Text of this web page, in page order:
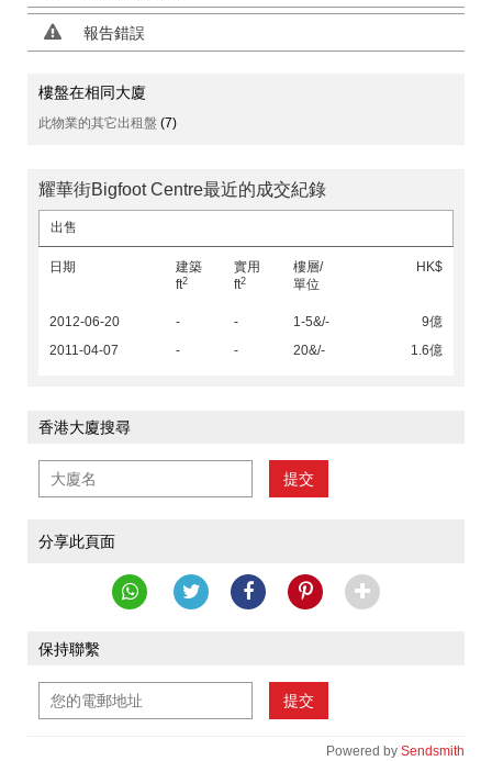
報告錯誤
樓盤在相同大廈
此物業的其它出租盤 (7)
耀華街Bigfoot Centre最近的成交紀錄
出售
日期
建築
ft2
實用
ft2
樓層/
單位
HK$
2012-06-20 - - 1-5&/-
9億
2011-04-07
- - 20&/- 1.6億
香港大廈搜尋
提交
分享此頁面
保持聯繫
提交
Powered by Sendsmith